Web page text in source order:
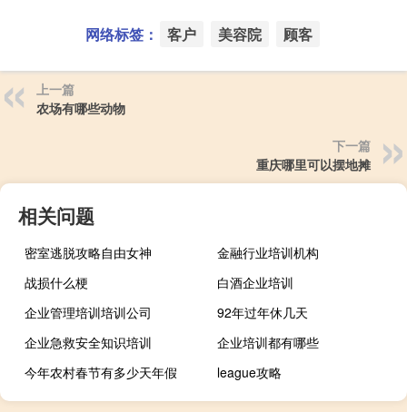
网络标签： 客户 美容院 顾客
上一篇
农场有哪些动物
下一篇
重庆哪里可以摆地摊
相关问题
密室逃脱攻略自由女神
金融行业培训机构
战损什么梗
白酒企业培训
企业管理培训培训公司
92年过年休几天
企业急救安全知识培训
企业培训都有哪些
今年农村春节有多少天年假
league攻略